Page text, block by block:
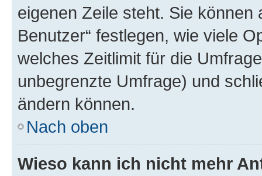
eigenen Zeile steht. Sie können
Benutzer“ festlegen, wie viele
welches Zeitlimit für die
unbegrenzte Umfrage) und
ändern können.
Nach oben
Wieso kann ich nicht mehr